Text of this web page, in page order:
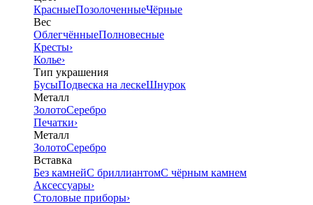
КрасныеПозолоченныеЧёрные
Вес
ОблегчённыеПолновесные
Кресты›
Колье›
Тип украшения
БусыПодвеска на лескеШнурок
Металл
ЗолотоСеребро
Печатки›
Металл
ЗолотоСеребро
Вставка
Без камнейС бриллиантомС чёрным камнем
Аксессуары›
Столовые приборы›